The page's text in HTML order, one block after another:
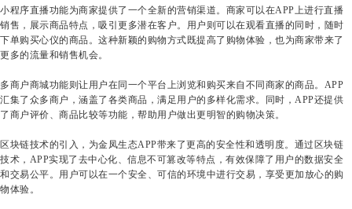
小程序直播功能为商家提供了一个全新的营销渠道。商家可以在APP上进行直播
销售，展示商品特点，吸引更多潜在客户。用户则可以在观看直播的同时，随时
下单购买心仪的商品。这种新颖的购物方式既提高了购物体验，也为商家带来了
更多的流量和销售机会。
多商户商城功能则让用户在同一个平台上浏览和购买来自不同商家的商品。APP
汇集了众多商户，涵盖了各类商品，满足用户的多样化需求。同时，APP还提供
了商户评价、商品比较等功能，帮助用户做出更明智的购物决策。
区块链技术的引入，为金凤生态APP带来了更高的安全性和透明度。通过区块链
技术，APP实现了去中心化、信息不可篡改等特点，有效保障了用户的数据安全
和交易公平。用户可以在一个安全、可信的环境中进行交易，享受更加放心的购
物体验。